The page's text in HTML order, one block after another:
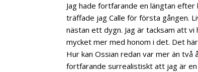
Jag hade fortfarande en längtan
träffade jag Calle för första gången.
nästan ett dygn. Jag är tacksam att vi
mycket mer med honom i det. Det
Hur kan Ossian redan var mer än
fortfarande surrealistiskt att jag är en